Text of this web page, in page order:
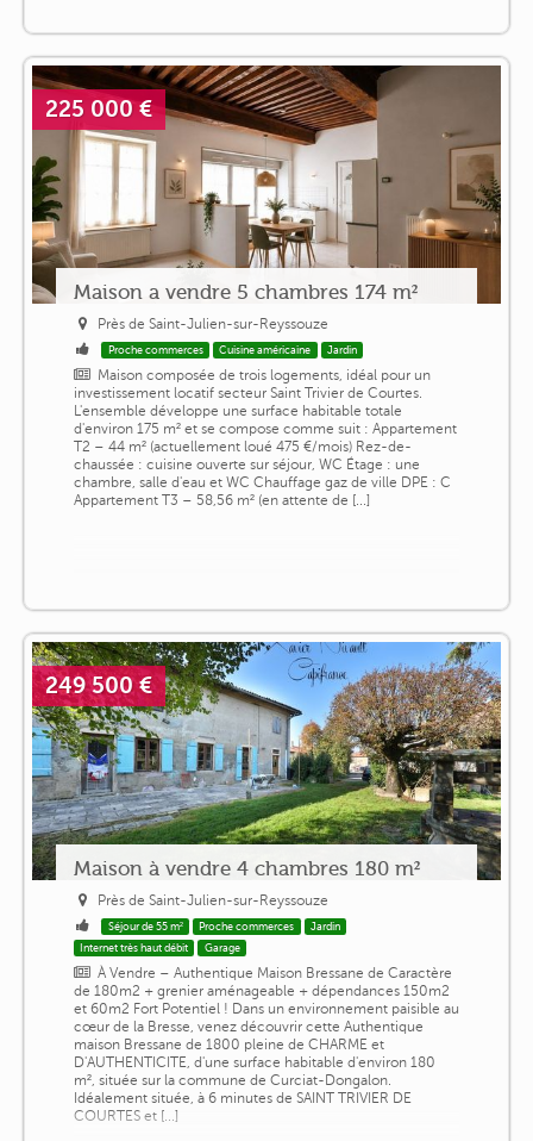
225 000 €
Maison a vendre 5 chambres 174 m²
Près de Saint-Julien-sur-Reyssouze
Proche commerces Cuisine américaine Jardin
Maison composée de trois logements, idéal pour un
investissement locatif secteur Saint Trivier de Courtes.
L'ensemble développe une surface habitable totale
d'environ 175 m² et se compose comme suit : Appartement
T2 – 44 m² (actuellement loué 475 €/mois) Rez-de-
chaussée : cuisine ouverte sur séjour, WC Étage : une
chambre, salle d'eau et WC Chauffage gaz de ville DPE : C
Appartement T3 – 58,56 m² (en attente de [...]
249 500 €
Maison à vendre 4 chambres 180 m²
Près de Saint-Julien-sur-Reyssouze
Séjour de 55 m² Proche commerces
Jardin
Internet très haut débit
Garage
À Vendre – Authentique Maison Bressane de Caractère
de 180m2 + grenier aménageable + dépendances 150m2
et 60m2 Fort Potentiel ! Dans un environnement paisible au
cœur de la Bresse, venez découvrir cette Authentique
maison Bressane de 1800 pleine de CHARME et
D'AUTHENTICITE, d'une surface habitable d'environ 180
m², située sur la commune de Curciat-Dongalon.
Idéalement située, à 6 minutes de SAINT TRIVIER DE
COURTES et [...]